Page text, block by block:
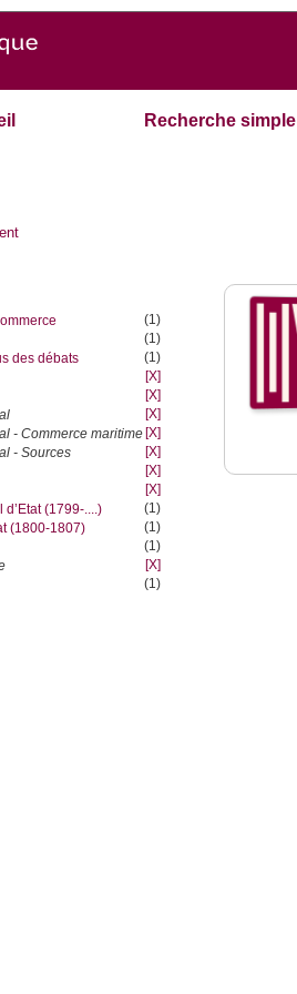
Recherche simple
(1)
(1)
des débats
(1)
[X]
[X]
[X]
- Commerce maritime [X]
- Sources
[X]
[X]
[X]
d’Etat (1799-....)
(1)
(1800-1807)
(1)
(1)
[X]
(1)